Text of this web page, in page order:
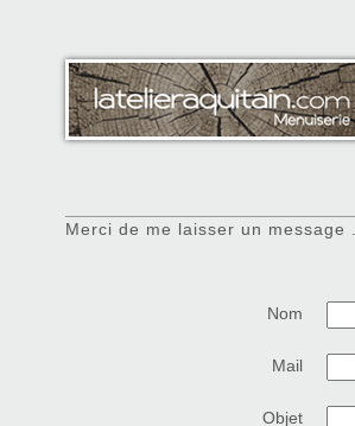
Merci de me laisser un message ..
Nom
Mail
Objet